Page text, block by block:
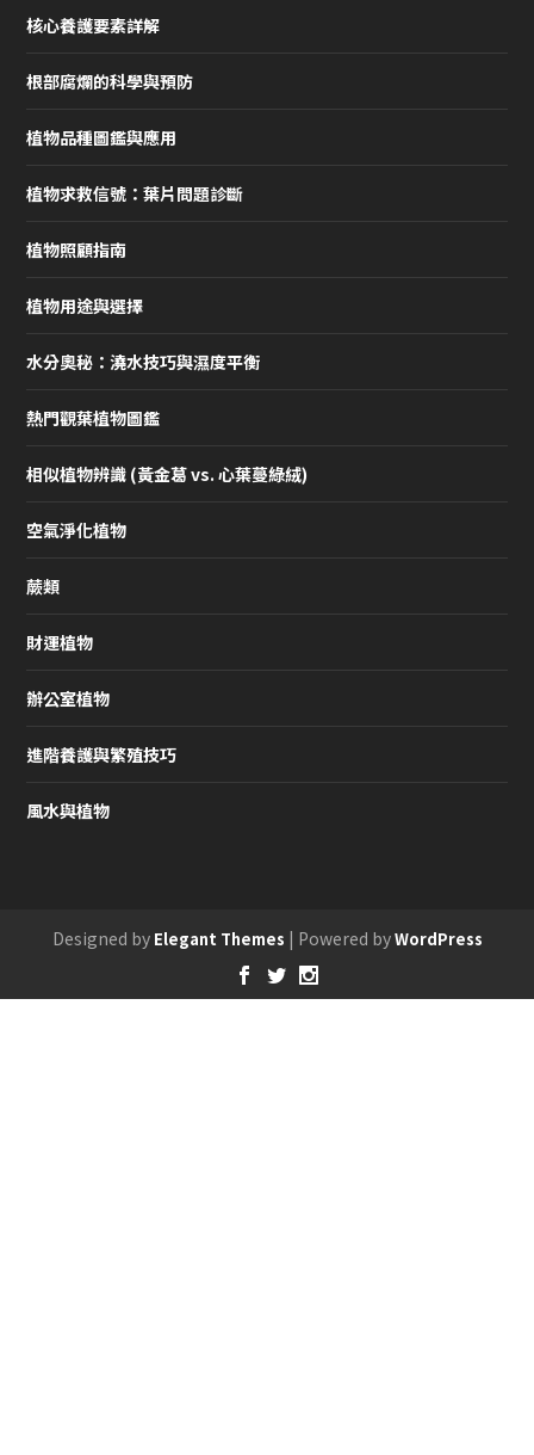
核心養護要素詳解
根部腐爛的科學與預防
植物品種圖鑑與應用
植物求救信號：葉片問題診斷
植物照顧指南
植物用途與選擇
水分奧秘：澆水技巧與濕度平衡
熱門觀葉植物圖鑑
相似植物辨識 (黃金葛 vs. 心葉蔓綠絨)
空氣淨化植物
蕨類
財運植物
辦公室植物
進階養護與繁殖技巧
風水與植物
Designed by Elegant Themes | Powered byWordPress